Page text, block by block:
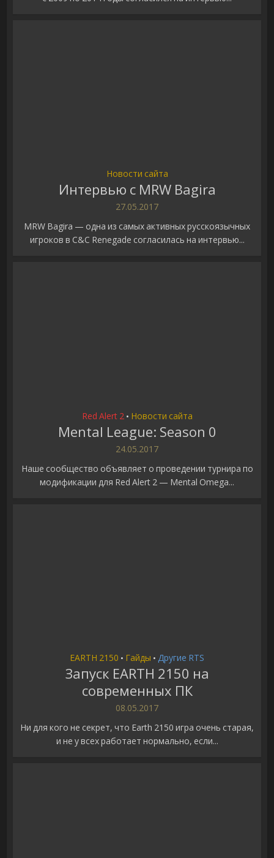
Новости сайта
Интервью с MRW Bagira
27.05.2017
MRW Bagira — одна из самых активных русскоязычных
игроков в C&C Renegade согласилась на интервью...
Red Alert 2 • Новости сайта
Mental League: Season 0
24.05.2017
Наше сообщество объявляет о проведении турнира по
модификации для Red Alert 2 — Mental Omega...
EARTH 2150 • Гайды • Другие RTS
Запуск EARTH 2150 на
современных ПК
08.05.2017
Ни для кого не секрет, что Earth 2150 игра очень старая,
и не у всех работает нормально, если...